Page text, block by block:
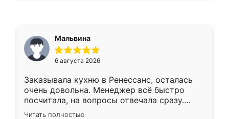
Мальвина
6 августа 2026
Заказывала кухню в Ренессанс, осталась
очень довольна. Менеджер всё быстро
посчитала, на вопросы отвечала сразу.
Замерщик приехал в субботу, подошёл к
Читать полностью